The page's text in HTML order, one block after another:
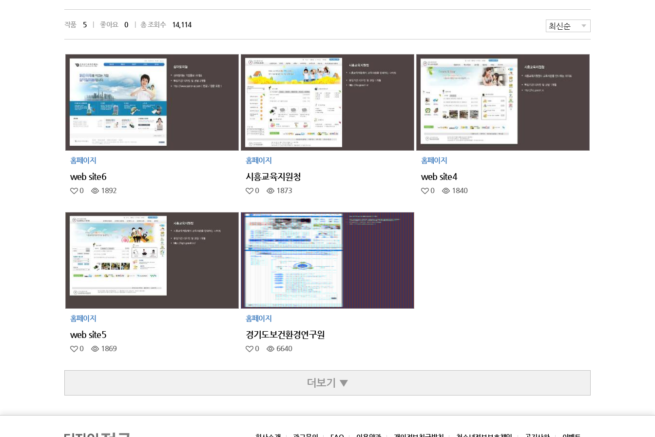
작품 5 좋아요 0 총 조회수 14,114
홈페이지
web site6
0 1892
홈페이지
시흥교육지원청
0 1873
홈페이지
web site4
0 1840
홈페이지
web site5
0 1869
홈페이지
경기도보건환경연구원
0 6640
더보기 ▼